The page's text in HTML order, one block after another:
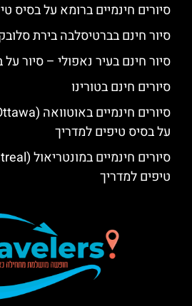
סיורים חינמיים ברומא על בסיס
סיור חינם בברטיסלבה בירת
סיור חינם בעיר נאפולי – סיור
סיורים חינם בטורינו
על בסיס טיפים למדריך
טיפים למדריך